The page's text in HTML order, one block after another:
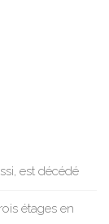
est décédé
étages en